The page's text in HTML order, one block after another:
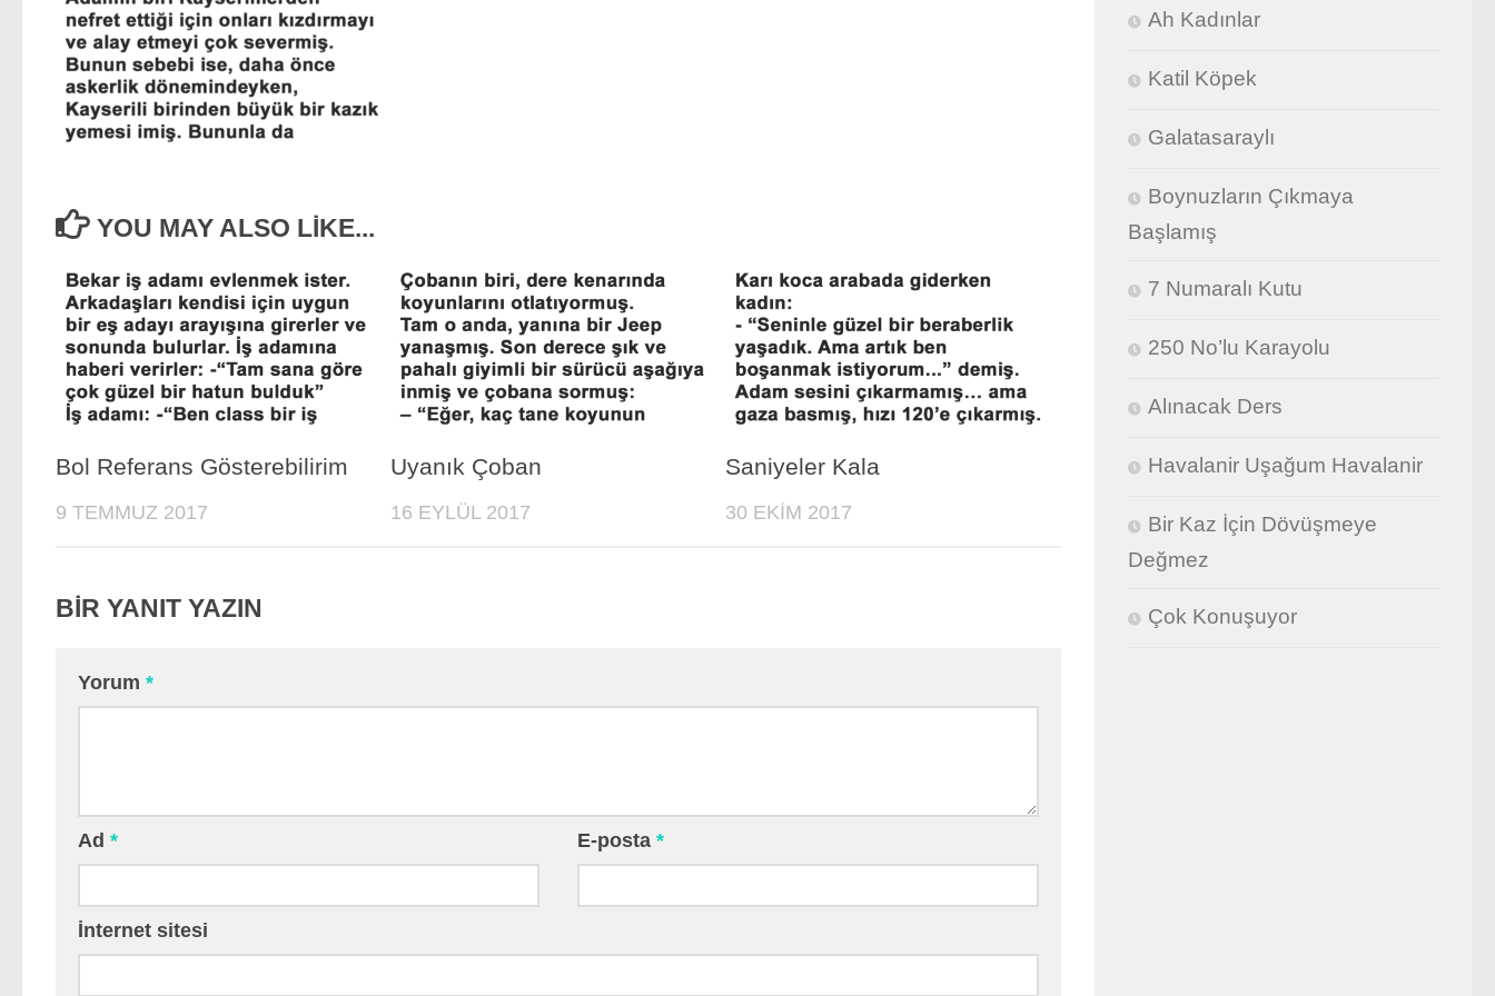
YOU MAY ALSO LIKE...
Bol Referans Gösterebilirim
9 TEMMUZ 2017
Uyanık Çoban
16 EYLÜL 2017
Saniyeler Kala
30 EKIM 2017
BIR YANIT YAZIN
Yorum *
Ad * E-posta*
İnternet sitesi
Ah Kadınlar
Katil Köpek
Galatasaraylı
Boynuzların Çıkmaya
Başlamış
7 Numaralı Kutu
250 No’lu Karayolu
Alınacak Ders
Havalanir Uşağum Havalanir
Bir Kaz İçin Dövüşmeye
Değmez
Çok Konuşuyor